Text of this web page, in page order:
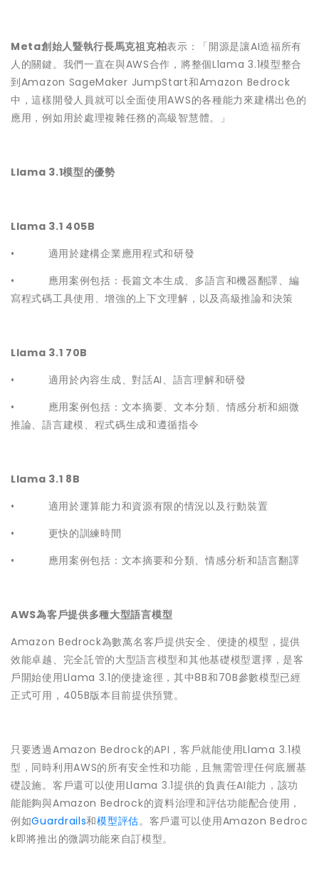
Meta創始人暨執行長馬克祖克柏表示：「開源是讓AI造福所有
人的關鍵。我們一直在與AWS合作，將整個Llama 3.1模型整合
到Amazon SageMaker JumpStart和Amazon Bedrock
中，這樣開發人員就可以全面使用AWS的各種能力來建構出色的
應用，例如用於處理複雜任務的高級智慧體。」
Llama 3.1模型的優勢
Llama 3.1 405B
• 適用於建構企業應用程式和研發
• 應用案例包括：長篇文本生成、多語言和機器翻譯、編
寫程式碼工具使用、增強的上下文理解，以及高級推論和決策
Llama 3.1 70B
• 適用於內容生成、對話AI、語言理解和研發
• 應用案例包括：文本摘要、文本分類、情感分析和細微
推論、語言建模、程式碼生成和遵循指令
Llama 3.1 8B
• 適用於運算能力和資源有限的情況以及行動裝置
• 更快的訓練時間
• 應用案例包括：文本摘要和分類、情感分析和語言翻譯
AWS為客戶提供多種大型語言模型
Amazon Bedrock為數萬名客戶提供安全、便捷的模型，提供
效能卓越、完全託管的大型語言模型和其他基礎模型選擇，是客
戶開始使用Llama 3.1的便捷途徑，其中8B和70B參數模型已經
正式可用，405B版本目前提供預覽。
只要透過Amazon Bedrock的API，客戶就能使用Llama 3.1模
型，同時利用AWS的所有安全性和功能，且無需管理任何底層基
礎設施。客戶還可以使用Llama 3.1提供的負責任AI能力，該功
能能夠與Amazon Bedrock的資料治理和評估功能配合使用，
例如Guardrails和模型評估。客戶還可以使用Amazon Bedroc
k即將推出的微調功能來自訂模型。